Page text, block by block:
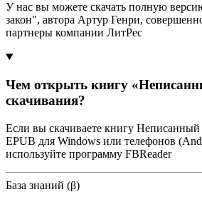
У нас вы можете скачать полную
закон", автора Артур Генри,
партнеры компании ЛитРес
Чем открыть книгу
скачивания?
Если вы скачиваете книгу Неписанный
EPUB для Windows или телефонов
используйте программу FBReader
База знаний (β)